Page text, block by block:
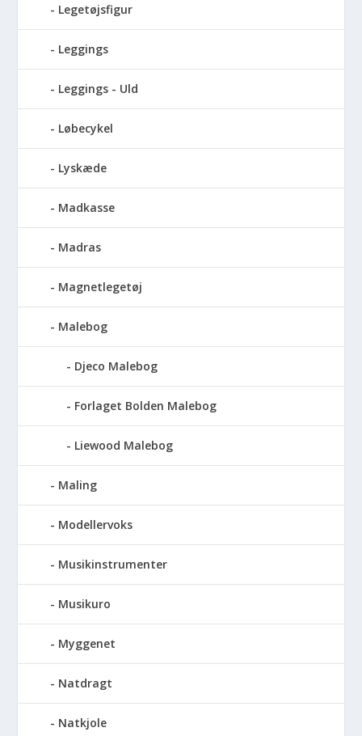
Legetøjsfigur
Leggings
Leggings - Uld
Løbecykel
Lyskæde
Madkasse
Madras
Magnetlegetøj
Malebog
Djeco Malebog
Forlaget Bolden Malebog
Liewood Malebog
Maling
Modellervoks
Musikinstrumenter
Musikuro
Myggenet
Natdragt
Natkjole